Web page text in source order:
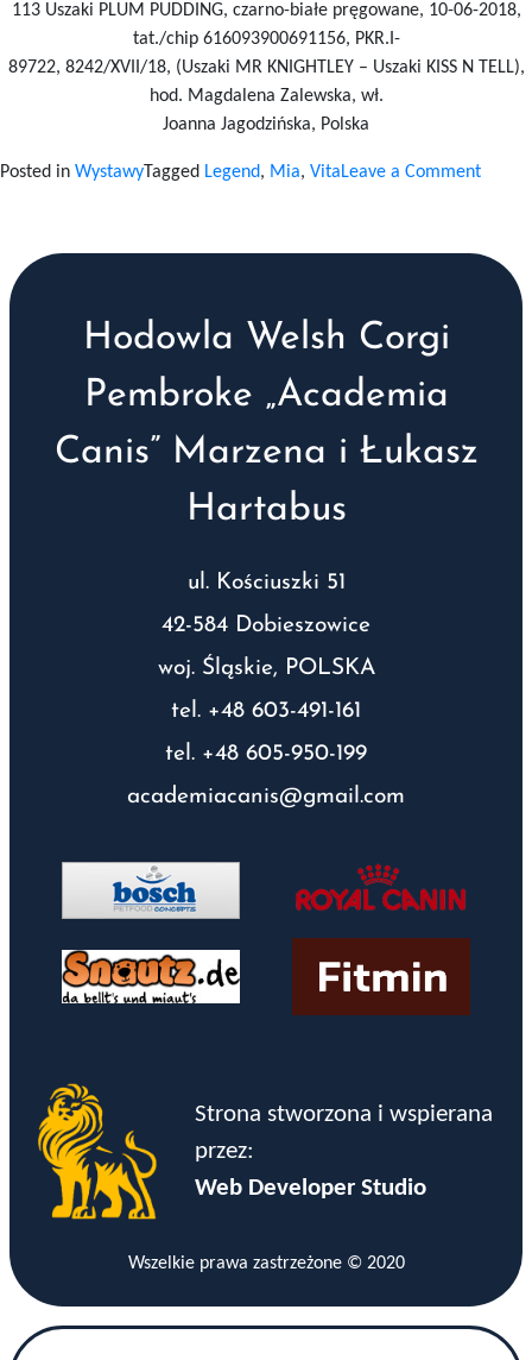
113 Uszaki PLUM PUDDING, czarno-białe pręgowane, 10-06-2018,
tat./chip 616093900691156, PKR.I-
89722, 8242/XVII/18, (Uszaki MR KNIGHTLEY – Uszaki KISS N TELL),
hod. Magdalena Zalewska, wł.
Joanna Jagodzińska, Polska
Posted in WystawyTagged Legend, Mia, VitaLeave a Commenton
GÓRA
Hodowla Welsh Corgi
Pembroke „Academia
Canis” Marzena i Łukasz
Hartabus
ul. Kościuszki 51
42-584 Dobieszowice
woj. Śląskie, POLSKA
tel. +48 603-491-161
tel. +48 605-950-199
academiacanis@gmail.com
Strona stworzona i wspierana
przez:
Web Developer Studio
Wszelkie prawa zastrzeżone © 2020